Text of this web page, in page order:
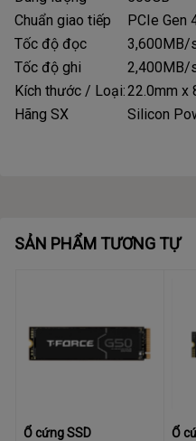
Chuẩn giao tiếp
PCIe Gen
Tốc độ đọc
3,600MB/
Tốc độ ghi
2,400MB/
Kích thước / Loại:22.0mm x
Hãng SX
Silicon
SẢN PHẨM TƯƠNG TỰ
Ổ cứng SSD
Ổ